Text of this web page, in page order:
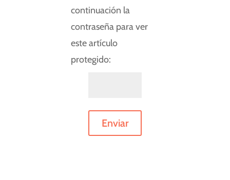
continuación la
contraseña para ver
este artículo
protegido:
Enviar